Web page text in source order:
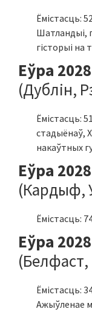
Ёмістасць:
Шатландыі,
гісторыі на
Еўра
(Дублін,
Ёмістасць:
стадыёнаў,
накаўтных
Еўра
(Кардыф,
Ёмістасць:
Еўра
Ёмістасць:
Ажыўленае